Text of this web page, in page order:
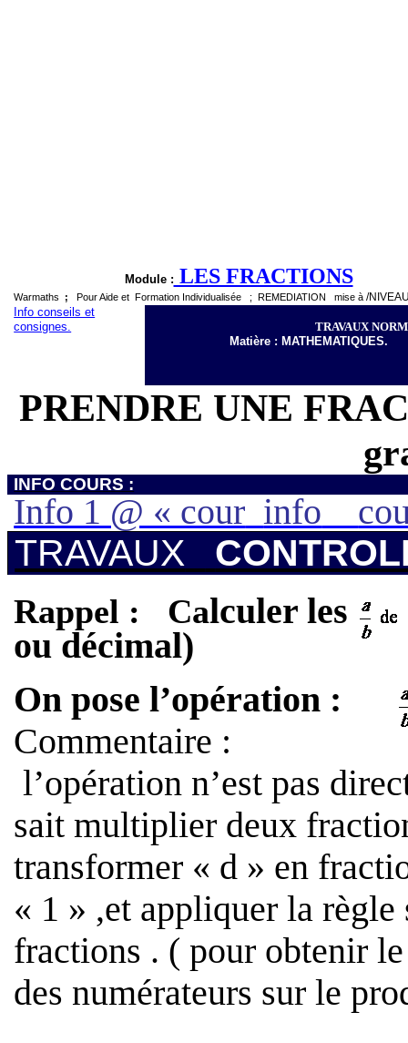
Module : LES FRACTIONS
Warmaths ; Pour Aide et Formation Individualisée ; REMEDIATION mise à/
Info conseils et
consignes.
TRAVAUX
Matière : MATHEMATIQUES.
PRENDRE UNE
INFO COURS :
Info 1 @ « cour info
TRAVAUX
Rappel : Calculer les
ou décimal)
On pose l’opération :
Commentaire :
l’opération n’est pas
sait multiplier deux
transformer « d » en
« 1 » ,et appliquer la
fractions . ( pour obtenir
des numérateurs sur le